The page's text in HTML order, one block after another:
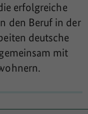
erfolgreiche
den Beruf in der
deutsche
mit